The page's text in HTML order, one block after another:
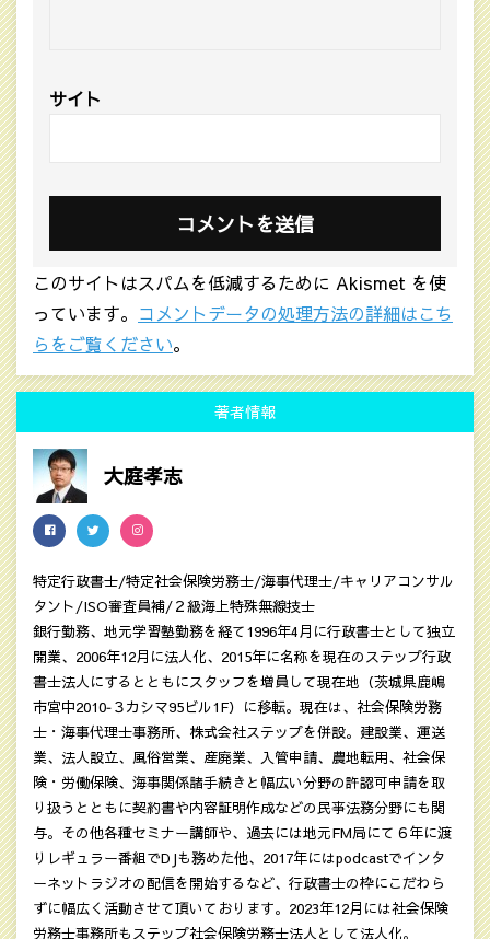
サイト
このサイトはスパムを低減するために Akismet を使
っています。 コメントデータの処理方法の詳細はこち
らをご覧ください。
著者情報
大庭孝志
特定行政書士/特定社会保険労務士/海事代理士/キャリアコンサル
タント/ISO審査員補/２級海上特殊無線技士
銀行勤務、地元学習塾勤務を経て1996年4月に行政書士として独立
開業、2006年12月に法人化、2015年に名称を現在のステップ行政
書士法人にするとともにスタッフを増員して現在地（茨城県鹿嶋
市宮中2010‐３カシマ95ビル1F）に移転。現在は、社会保険労務
士・海事代理士事務所、株式会社ステップを併設。建設業、運送
業、法人設立、風俗営業、産廃業、入管申請、農地転用、社会保
険・労働保険、海事関係諸手続きと幅広い分野の許認可申請を取
り扱うとともに契約書や内容証明作成などの民亊法務分野にも関
与。その他各種セミナー講師や、過去には地元FM局にて６年に渡
りレギュラー番組でDJも務めた他、2017年にはpodcastでインタ
ーネットラジオの配信を開始するなど、行政書士の枠にこだわら
ずに幅広く活動させて頂いております。2023年12月には社会保険
労務士事務所もステップ社会保険労務士法人として法人化。